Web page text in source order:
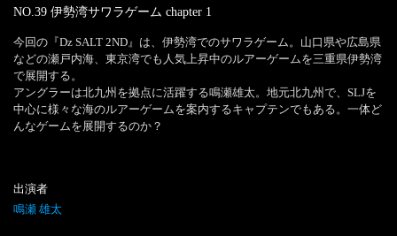
NO.39 伊勢湾サワラゲーム chapter 1
今回の『Dz SALT 2ND』は、伊勢湾でのサワラゲーム。山口県や広島県
などの瀬戸内海、東京湾でも人気上昇中のルアーゲームを三重県伊勢湾
で展開する。
アングラーは北九州を拠点に活躍する鳴瀬雄太。地元北九州で、SLJを
中心に様々な海のルアーゲームを案内するキャプテンでもある。一体ど
んなゲームを展開するのか？
出演者
鳴瀬 雄太